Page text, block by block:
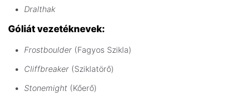
Dralthak
Góliát vezetéknevek:
Frostboulder (Fagyos Szikla)
Cliffbreaker (Sziklatörő)
Stonemight (Kőerő)